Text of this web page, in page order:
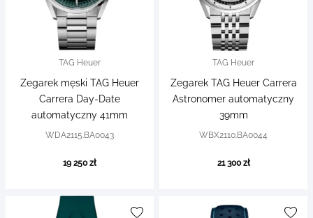
TAG Heuer
Zegarek męski TAG Heuer
Carrera Day-Date
automatyczny 41mm
WDA2115.BA0043
19 250 zł
TAG Heuer
Zegarek TAG Heuer Carrera
Astronomer automatyczny
39mm
WBX2110.BA0044
21 300 zł